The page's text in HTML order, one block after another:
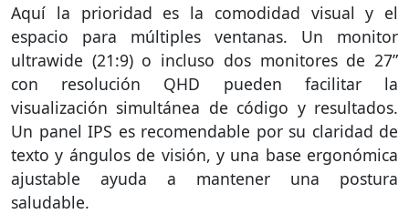
Aquí la prioridad es la comodidad visual y el
espacio para múltiples ventanas. Un monitor
ultrawide (21:9) o incluso dos monitores de 27”
con resolución QHD pueden facilitar la
visualización simultánea de código y resultados.
Un panel IPS es recomendable por su claridad de
texto y ángulos de visión, y una base ergonómica
ajustable ayuda a mantener una postura
saludable.